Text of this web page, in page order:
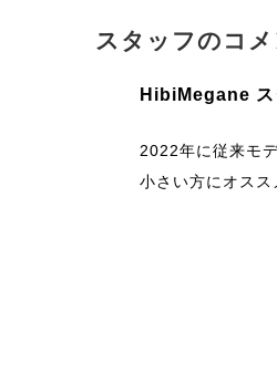
スタッフのコ
HibiMegane ス
2022年に従来モ
小さい方にオスス